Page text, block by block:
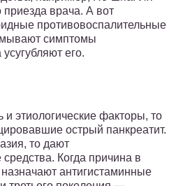
врача. А вот
противовоспалительные
симптомы
его.
и этиологические факторы, то
острый панкреатит.
то дают
Когда причина в
антигистаминные